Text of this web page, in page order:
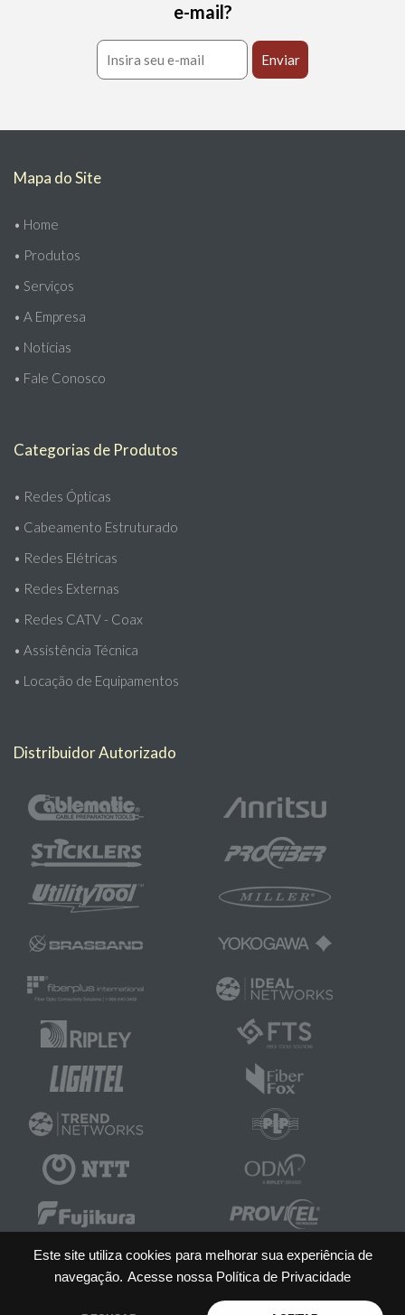
Este site utiliza cookies para melhorar sua experiência de
navegação. Acesse nossa Política de Privacidade
e-mail?
Mapa do Site
• Home
• Produtos
• Serviços
• A Empresa
• Notícias
• Fale Conosco
Categorias de Produtos
• Redes Ópticas
• Cabeamento Estruturado
• Redes Elétricas
• Redes Externas
• Redes CATV - Coax
• Assistência Técnica
• Locação de Equipamentos
Distribuidor Autorizado
PROVITEL Telecomunicações e Eletricidade LTDA